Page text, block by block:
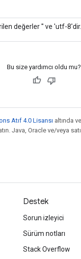
değerler '' ve 'utf-
Bu size yardımcı oldu mu?
Atıf 4.0 Lisansı altında
Java, Oracle ve/veya
Destek
Sorun izleyici
Sürüm notları
Stack Overflow